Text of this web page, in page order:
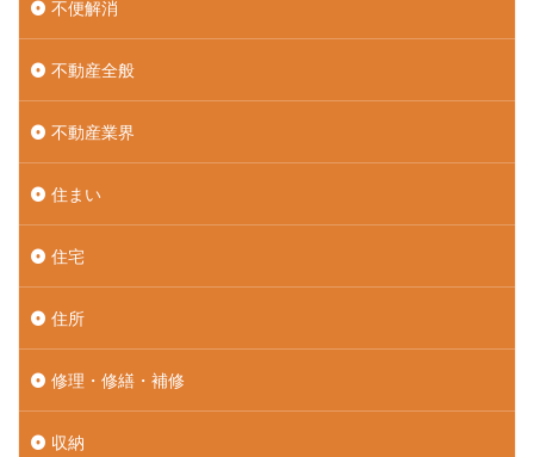
不便解消
不動産全般
不動産業界
住まい
住宅
住所
修理・修繕・補修
収納